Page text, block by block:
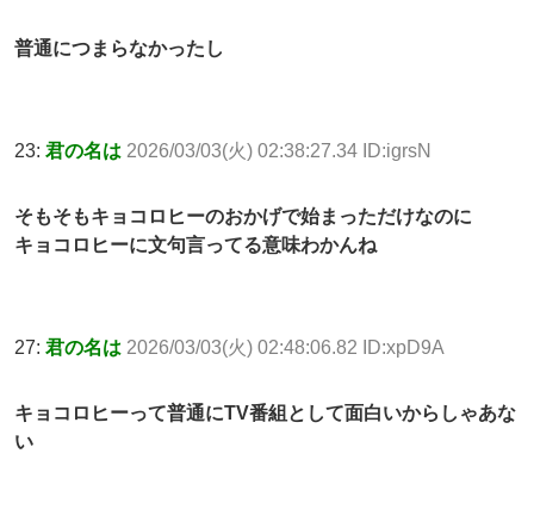
普通につまらなかったし
23: 君の名は 2026/03/03(火) 02:38:27.34 ID:igrsN
そもそもキョコロヒーのおかげで始まっただけなのに
キョコロヒーに文句言ってる意味わかんね
27: 君の名は 2026/03/03(火) 02:48:06.82 ID:xpD9A
キョコロヒーって普通にTV番組として面白いからしゃあな
い